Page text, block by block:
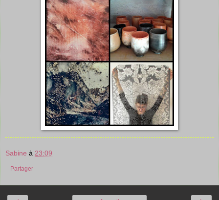
Sabine à 23:09
Partager